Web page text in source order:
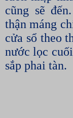
cũng sẽ đến.
thận máng
cửa sổ theo
nước lọc
sắp phai tàn.